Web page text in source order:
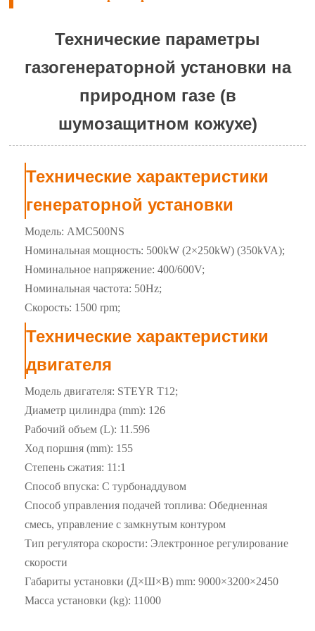
Технические параметры
газогенераторной установки на
природном газе (в
шумозащитном кожухе)
Технические характеристики
генераторной установки
Модель: AMC500NS
Номинальная мощность: 500kW (2×250kW) (350kVA);
Номинальное напряжение: 400/600V;
Номинальная частота: 50Hz;
Скорость: 1500 rpm;
Технические характеристики
двигателя
Модель двигателя: STEYR T12;
Диаметр цилиндра (mm): 126
Рабочий объем (L): 11.596
Ход поршня (mm): 155
Степень сжатия: 11:1
Способ впуска: С турбонаддувом
Способ управления подачей топлива: Обедненная
смесь, управление с замкнутым контуром
Тип регулятора скорости: Электронное регулирование
скорости
Габариты установки (Д×Ш×В) mm: 9000×3200×2450
Масса установки (kg): 11000